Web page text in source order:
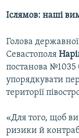
Іслямов: наші
Голова
Севастополя
постанова
упорядкувати
території
«Для того, щоб
ризики й